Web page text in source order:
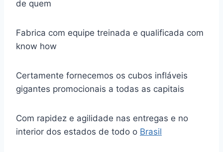
de quem
Fabrica com equipe treinada e qualificada com
know how
Certamente fornecemos os cubos infláveis
gigantes promocionais a todas as capitais
Com rapidez e agilidade nas entregas e no
interior dos estados de todo o Brasil